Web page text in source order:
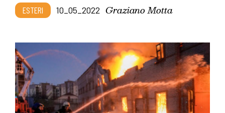
ESTERI 10_05_2022 Graziano Motta